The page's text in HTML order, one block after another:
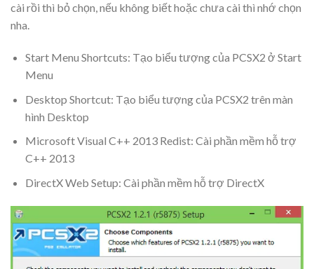
cài rồi thì bỏ chọn, nếu không biết hoặc chưa cài thì nhớ chọn
nha.
Start Menu Shortcuts: Tạo biểu tượng của PCSX2 ở Start
Menu
Desktop Shortcut: Tạo biểu tượng của PCSX2 trên màn
hình Desktop
Microsoft Visual C++ 2013 Redist: Cài phần mềm hỗ trợ
C++ 2013
DirectX Web Setup: Cài phần mềm hỗ trợ DirectX